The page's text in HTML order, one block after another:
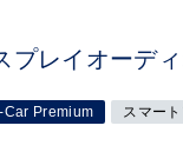
レイオーデ
Car Premium スマー